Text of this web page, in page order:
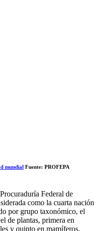
mundial Fuente: PROFEPA
Federal de
como la cuarta nación
por grupo taxonómico, el
de plantas, primera en
y quinto en mamíferos.